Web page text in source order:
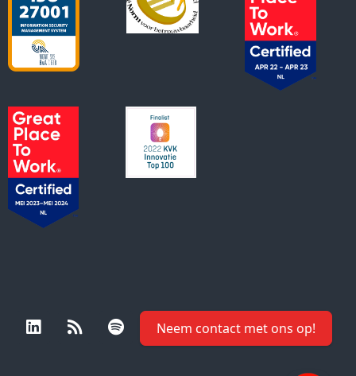
Neem contact met ons op!